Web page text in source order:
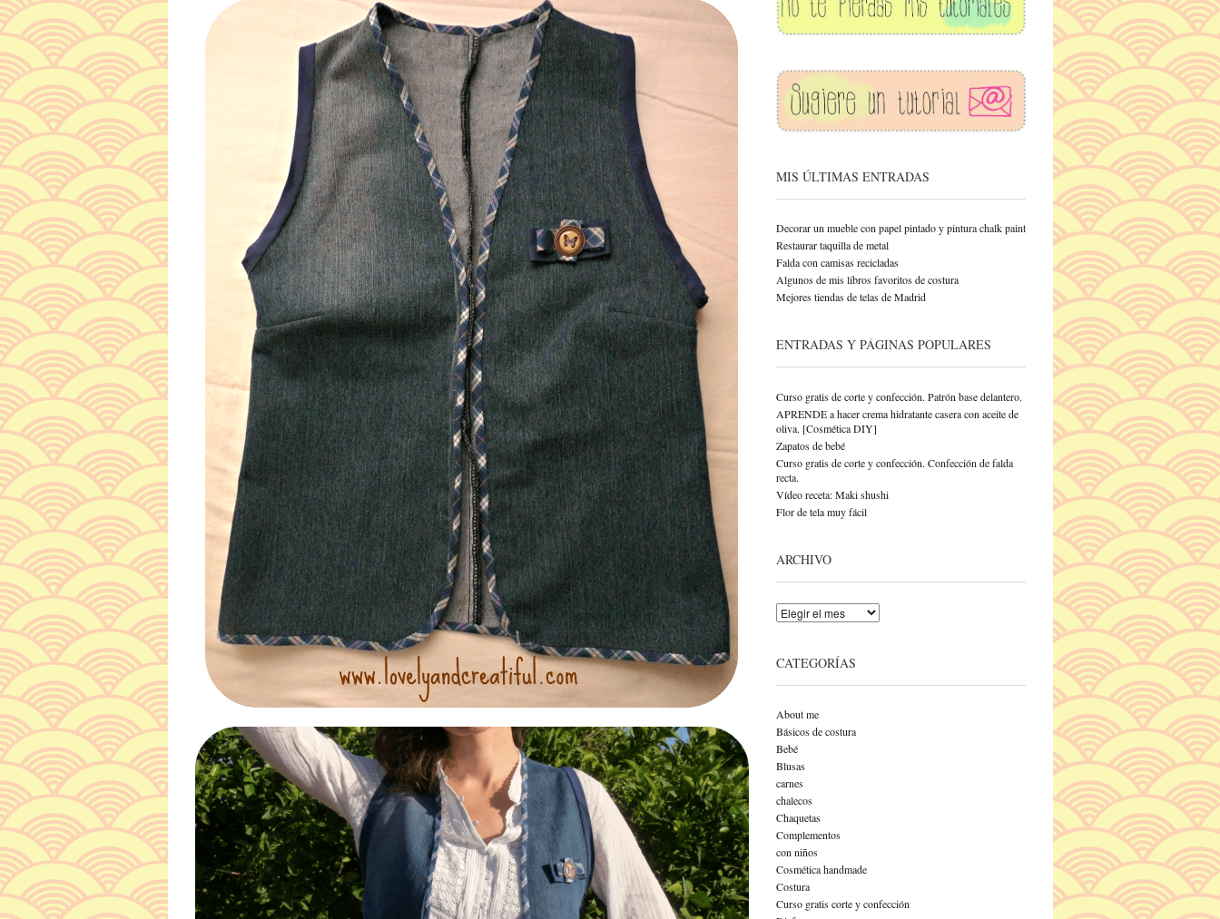
MIS ÚLTIMAS ENTRADAS
Decorar un mueble con papel pintado y pintura chalk paint
Restaurar taquilla de metal
Falda con camisas recicladas
Algunos de mis libros favoritos de costura
Mejores tiendas de telas de Madrid
ENTRADAS Y PÁGINAS POPULARES
Curso gratis de corte y confección. Patrón base delantero.
APRENDE a hacer crema hidratante casera con aceite de
oliva. [Cosmética DIY]
Zapatos de bebé
Curso gratis de corte y confección. Confección de falda
recta.
Vídeo receta: Maki shushi
Flor de tela muy fácil
ARCHIVO
Archivo
CATEGORÍAS
About me
Básicos de costura
Bebé
Blusas
carnes
chalecos
Chaquetas
Complementos
con niños
Cosmética handmade
Costura
Curso gratis corte y confección